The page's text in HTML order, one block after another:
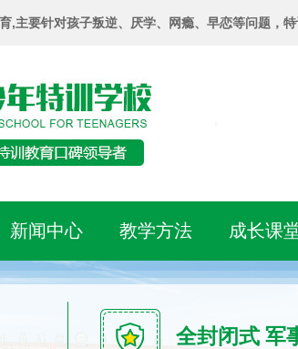
,主要针对孩子叛逆、厌学、网瘾、早恋等问题，特
新闻中心 教学方法 成长课
全封闭式 军